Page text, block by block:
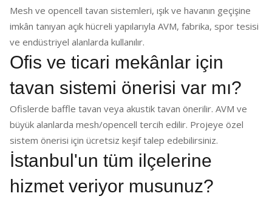
Mesh ve opencell tavan sistemleri, ışık ve havanın geçişine
imkân tanıyan açık hücreli yapılarıyla AVM, fabrika, spor tesisi
ve endüstriyel alanlarda kullanılır.
Ofis ve ticari mekânlar için
tavan sistemi önerisi var mı?
Ofislerde baffle tavan veya akustik tavan önerilir. AVM ve
büyük alanlarda mesh/opencell tercih edilir. Projeye özel
sistem önerisi için ücretsiz keşif talep edebilirsiniz.
İstanbul'un tüm ilçelerine
hizmet veriyor musunuz?